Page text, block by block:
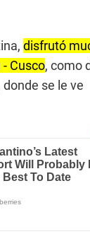
disfrutó
Cusco, como
se le ve